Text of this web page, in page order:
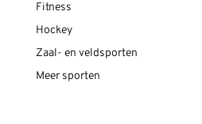
Fitness
Hockey
Zaal- en veldsporten
Meer sporten